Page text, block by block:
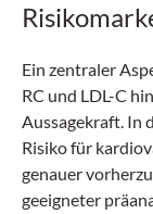
Ein zentraler
RC und LDL-C
Aussagekraft. In
Risiko für
genauer
geeigneter